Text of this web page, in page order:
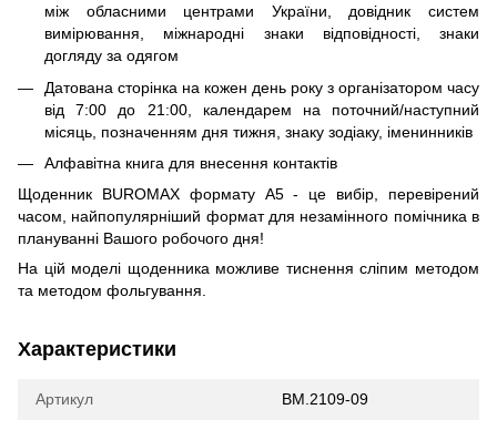
між обласними центрами України, довідник систем
вимірювання, міжнародні знаки відповідності, знаки
догляду за одягом
Датована сторінка на кожен день року з організатором часу
від 7:00 до 21:00, календарем на поточний/наступний
місяць, позначенням дня тижня, знаку зодіаку, іменинників
Алфавітна книга для внесення контактів
Щоденник BUROMAX формату А5 - це вибір, перевірений
часом, найпопулярніший формат для незамінного помічника в
плануванні Вашого робочого дня!
На цій моделі щоденника можливе тиснення сліпим методом
та методом фольгування.
Характеристики
Артикул BM.2109-09